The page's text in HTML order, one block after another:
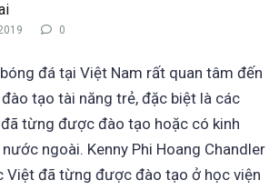
0
đá tại Việt Nam rất quan tâm đến
tạo tài năng trẻ, đặc biệt là các
từng được đào tạo hoặc có kinh
ngoài. Kenny Phi Hoang Chandler
Việt đã từng được đào tạo ở học viện